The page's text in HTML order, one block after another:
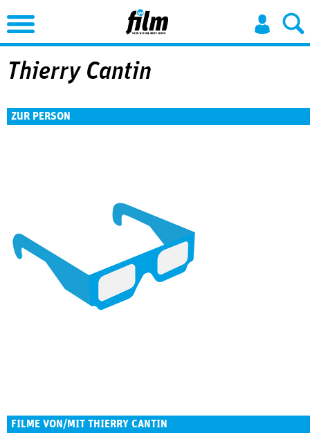
Jump to Navigation
Thierry Cantin
ZUR PERSON
FILME VON/MIT THIERRY CANTIN